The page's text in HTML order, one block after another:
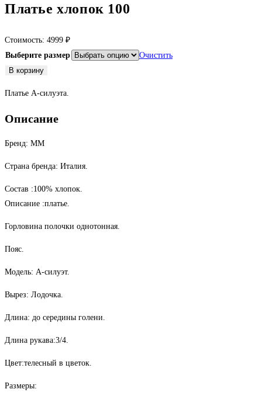
Платье хлопок 100
Стоимость: 4999 ₽
Выберите размер
Очистить
Количество
хлопок
В корзину
Платье А-силуэта.
Описание
Бренд: ММ
Страна бренда: Италия.
Состав :100% хлопок.
Описание :платье.
Горловина полочки однотонная.
Пояс.
Модель: А-силуэт.
Вырез: Лодочка.
Длина: до середины голени.
Длина рукава:3/4.
Цвет:телесный в цветок.
Размеры: